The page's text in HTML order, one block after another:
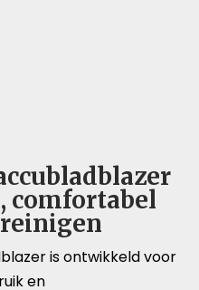
comfortabel
is ontwikkeld voor
en